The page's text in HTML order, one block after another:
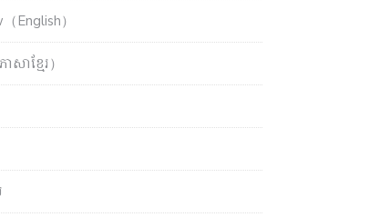
English）
សាខ្មែរ）